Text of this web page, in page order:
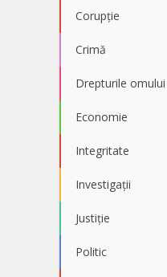
Corupție
Crimă
Drepturile omului
Economie
Integritate
Investigații
Justiție
Politic